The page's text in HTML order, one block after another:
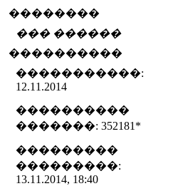
��������
��� ������
����������
�����������:
12.11.2014
����������
�������: 352181 *
���������
���������:
13.11.2014, 18:40